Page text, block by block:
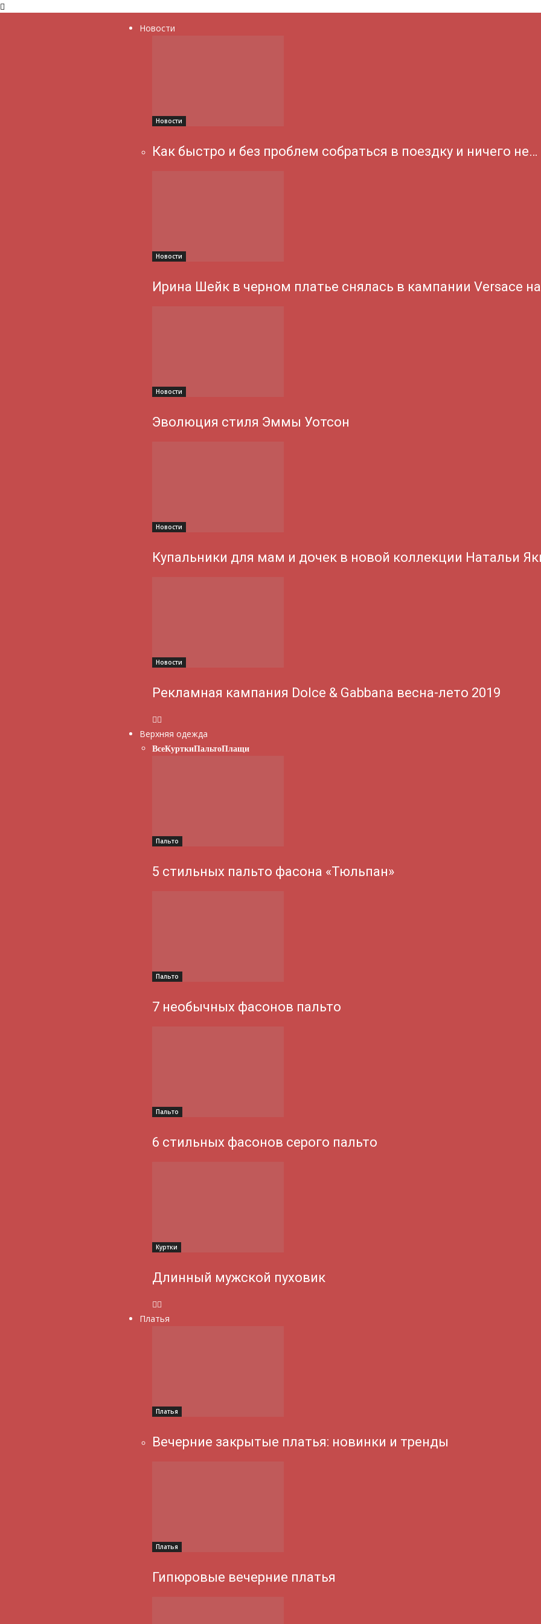
Новости
Новости
Как быстро и без проблем собраться в поездку и ничего не…
Новости
Ирина Шейк в черном платье снялась в кампании Versace
Новости
Эволюция стиля Эммы Уотсон
Новости
Купальники для мам и дочек в новой коллекции Натальи
Новости
Рекламная кампания Dolce & Gabbana весна-лето 2019
Верхняя одежда
ВсеКурткиПальтоПлащи
Пальто
5 стильных пальто фасона «Тюльпан»
Пальто
7 необычных фасонов пальто
Пальто
6 стильных фасонов серого пальто
Куртки
Длинный мужской пуховик
Платья
Платья
Вечерние закрытые платья: новинки и тренды
Платья
Гипюровые вечерние платья